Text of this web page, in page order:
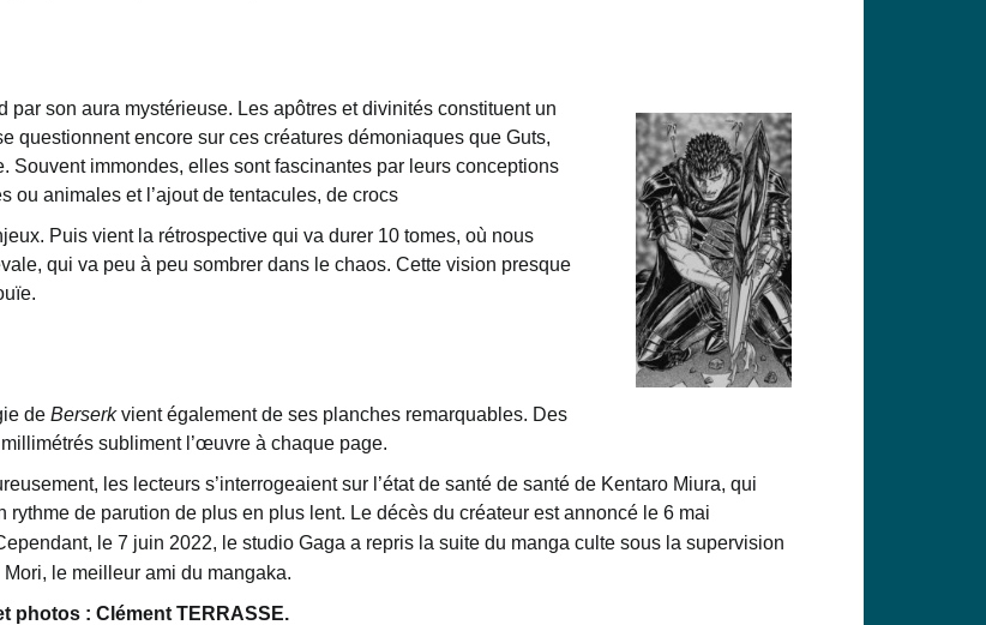
par son aura mystérieuse. Les apôtres et divinités constituent un
questionnent encore sur ces créatures démoniaques que Guts,
Souvent immondes, elles sont fascinantes par leurs conceptions
ou animales et l’ajout de tentacules, de crocs
Puis vient la rétrospective qui va durer 10 tomes, où nous
qui va peu à peu sombrer dans le chaos. Cette vision presque
de Berserkvient également de ses planches remarquables. Des
subliment l’œuvre à chaque page.
les lecteurs s’interrogeaient sur l’état de santé de santé de Kentaro Miura, qui
rythme de parution de plus en plus lent. Le décès du créateur est annoncé le 6 mai
le 7 juin 2022, le studio Gaga a repris la suite du manga culte sous la supervision
le meilleur ami du mangaka.
photos : Clément TERRASSE.